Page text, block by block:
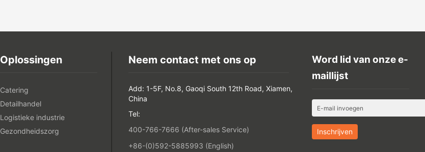
Oplossingen
Catering
Detailhandel
Logistieke industrie
Gezondheidszorg
Neem contact met ons op
Add: 1-5F, No.8, Gaoqi South 12th Road, Xiamen,
China
Tel:
400-766-7666 (After-sales Service)
+86-(0)592-5885993 (English)
Word lid van onze e-
maillijst